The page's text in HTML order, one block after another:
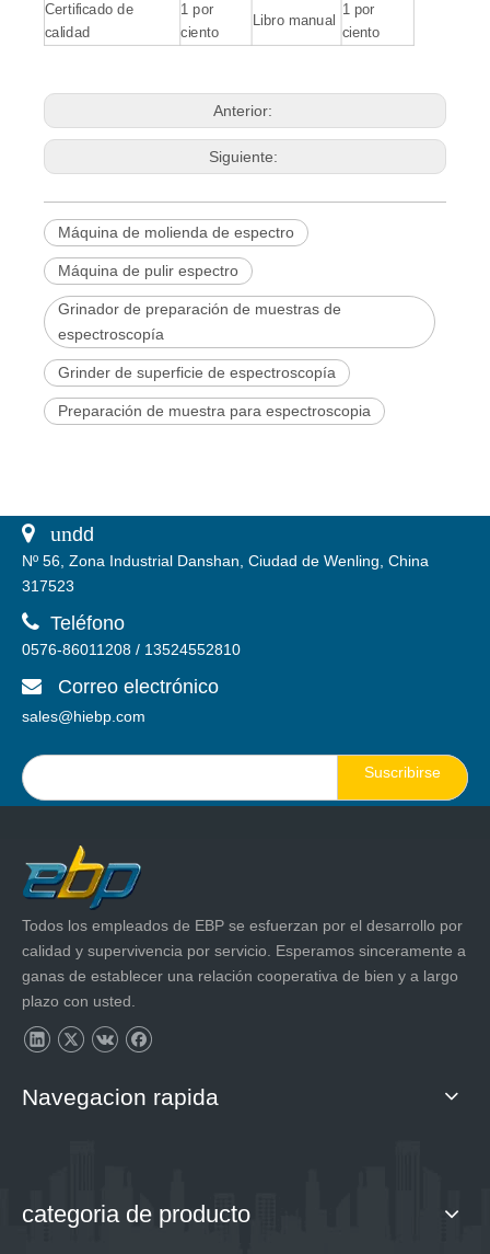
Certificado de
calidad
1 por
ciento
Libro manual
1 por
ciento
Anterior:
Siguiente:
Máquina de molienda de espectro
Máquina de pulir espectro
Grinador de preparación de muestras de
espectroscopía
Grinder de superficie de espectroscopía
Preparación de muestra para espectroscopia
 undd
Nº 56, Zona Industrial Danshan, Ciudad de Wenling, China
317523
 Teléfono
0576-86011208 / 13524552810
 Correo electrónico
sales@hiebp.com
Suscribirse
Todos los empleados de EBP se esfuerzan por el desarrollo por
calidad y supervivencia por servicio. Esperamos sinceramente a
ganas de establecer una relación cooperativa de bien y a largo
plazo con usted.
Navegacion rapida
categoria de producto